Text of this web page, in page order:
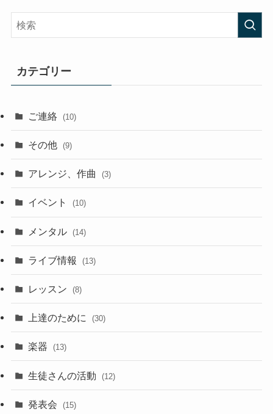
カテゴリー
ご連絡 (10)
その他 (9)
アレンジ、作曲 (3)
イベント (10)
メンタル (14)
ライブ情報 (13)
レッスン (8)
上達のために (30)
楽器 (13)
生徒さんの活動 (12)
発表会 (15)